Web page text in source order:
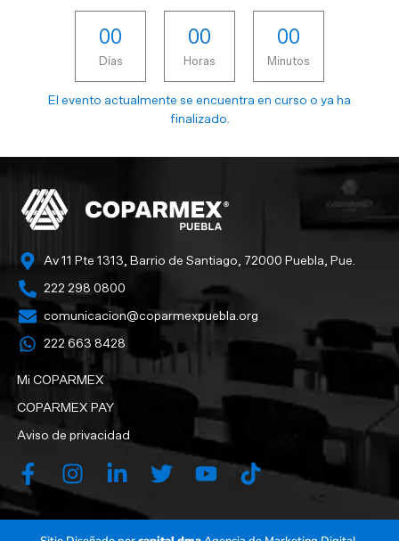
00
Días
00
Horas
00
Minutos
El evento actualmente se encuentra en curso o ya ha
finalizado.
Av 11 Pte 1313, Barrio de Santiago, 72000 Puebla, Pue.
222 298 0800
comunicacion@coparmexpuebla.org
222 663 8428‬
Mi COPARMEX
COPARMEX PAY
Aviso de privacidad